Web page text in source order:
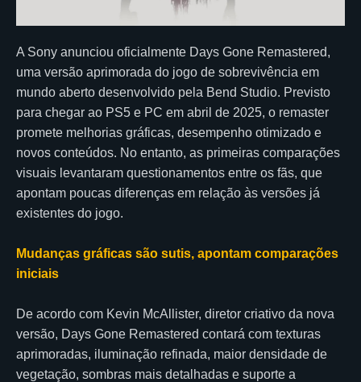
A Sony anunciou oficialmente Days Gone Remastered,
uma versão aprimorada do jogo de sobrevivência em
mundo aberto desenvolvido pela Bend Studio. Previsto
para chegar ao PS5 e PC em abril de 2025, o remaster
promete melhorias gráficas, desempenho otimizado e
novos conteúdos. No entanto, as primeiras comparações
visuais levantaram questionamentos entre os fãs, que
apontam poucas diferenças em relação às versões já
existentes do jogo.
Mudanças gráficas são sutis, apontam comparações
iniciais
De acordo com Kevin McAllister, diretor criativo da nova
versão, Days Gone Remastered contará com texturas
aprimoradas, iluminação refinada, maior densidade de
vegetação, sombras mais detalhadas e suporte a